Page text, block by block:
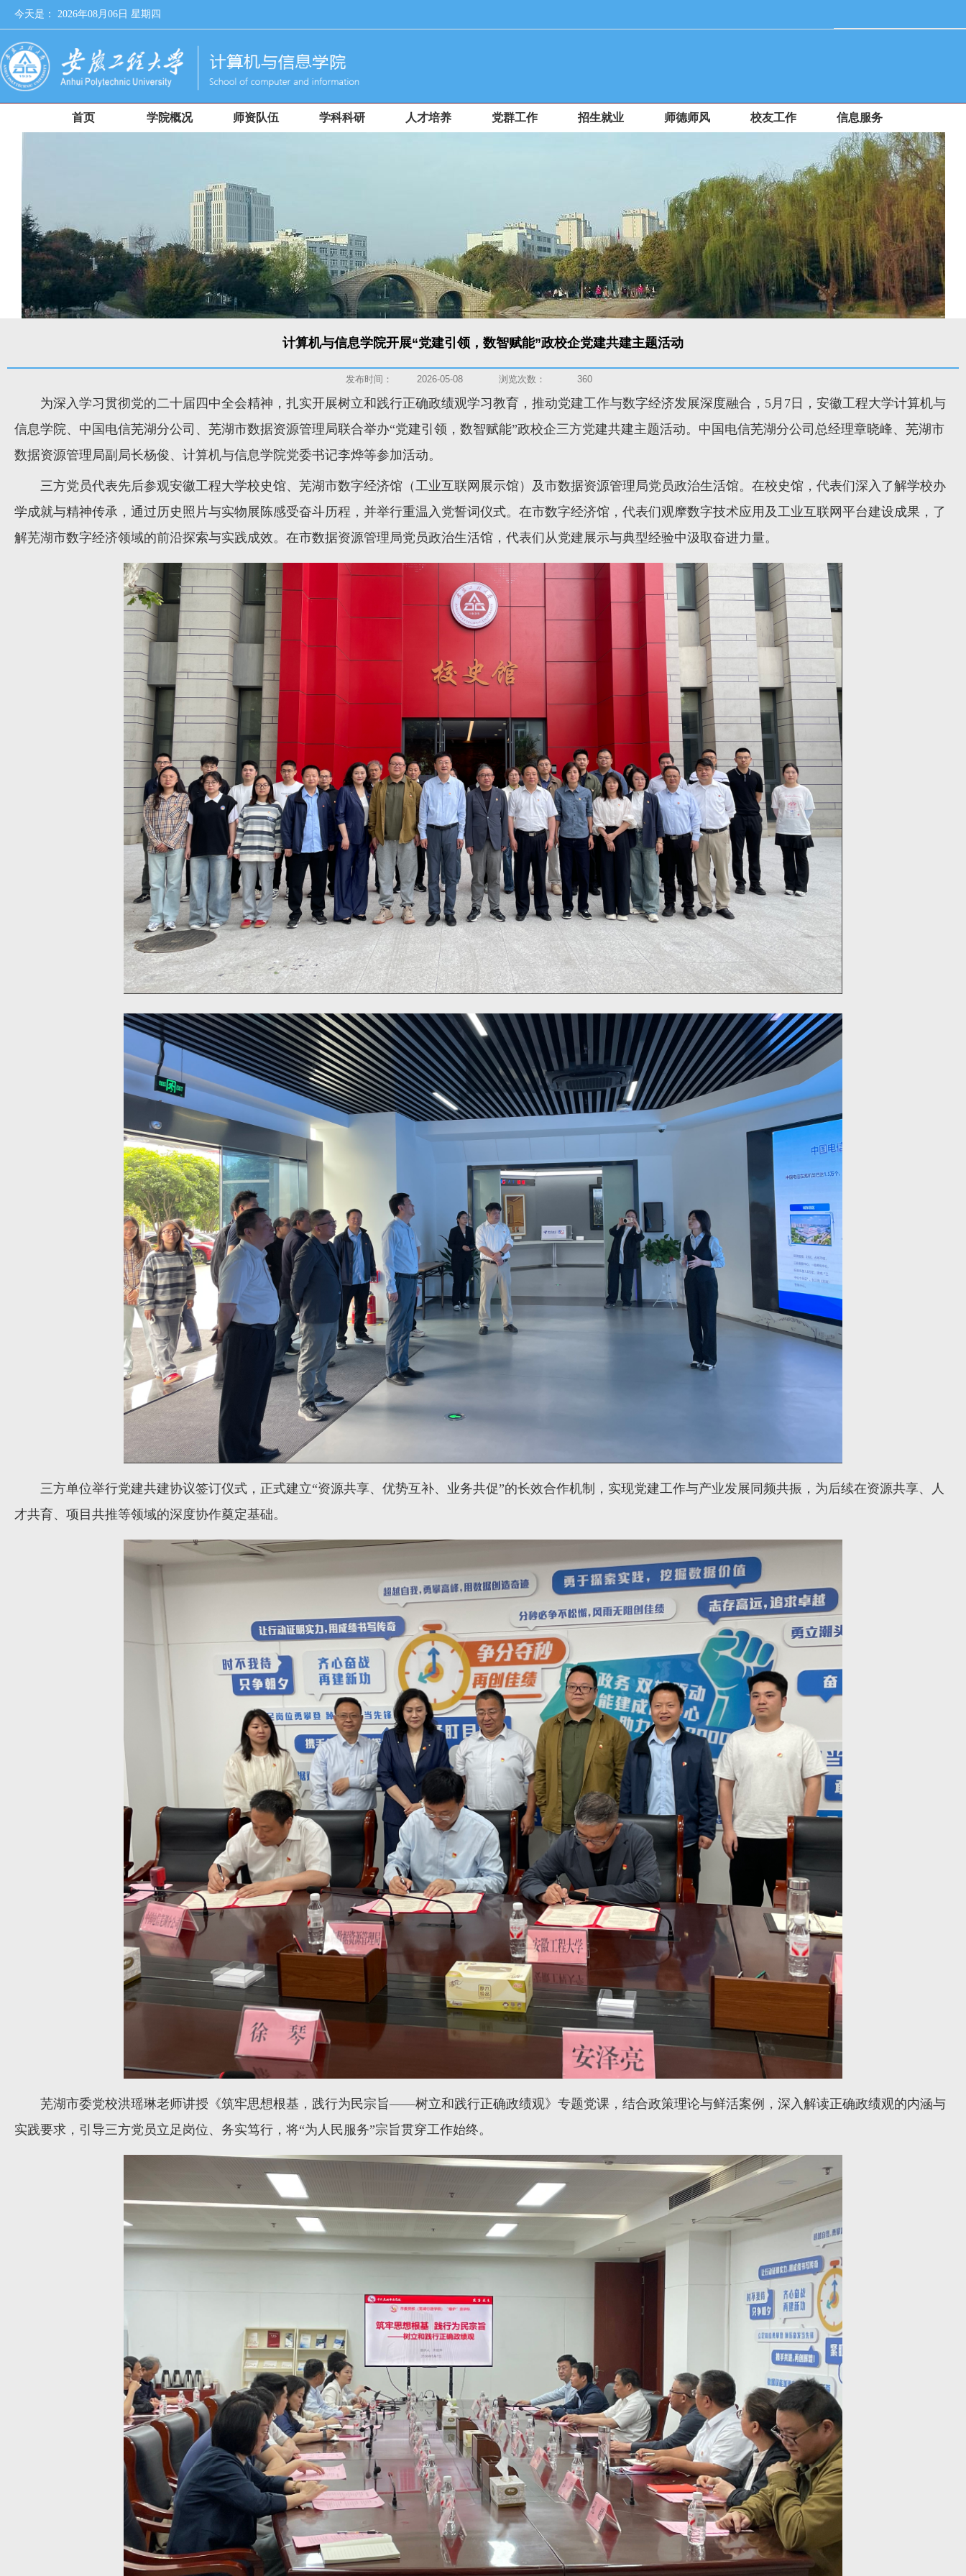
今天是： 2026年08月06日 星期四
首页 学院概况 师资队伍 学科科研 人才培养 党群工作 招生就业 师德师风 校友工作 信息服务
计算机与信息学院开展“党建引领，数智赋能”政校企党建共建主题活动
发布时间： 2026-05-08 浏览次数： 360
为深入学习贯彻党的二十届四中全会精神，扎实开展树立和践行正确政绩观学习教育，推动党建工作与数字经济发展深度融合，5月7日，安徽工程大学计算机与
信息学院、中国电信芜湖分公司、芜湖市数据资源管理局联合举办“党建引领，数智赋能”政校企三方党建共建主题活动。中国电信芜湖分公司总经理章晓峰、芜湖市
数据资源管理局副局长杨俊、计算机与信息学院党委书记李烨等参加活动。
三方党员代表先后参观安徽工程大学校史馆、芜湖市数字经济馆（工业互联网展示馆）及市数据资源管理局党员政治生活馆。在校史馆，代表们深入了解学校办
学成就与精神传承，通过历史照片与实物展陈感受奋斗历程，并举行重温入党誓词仪式。在市数字经济馆，代表们观摩数字技术应用及工业互联网平台建设成果，了
解芜湖市数字经济领域的前沿探索与实践成效。在市数据资源管理局党员政治生活馆，代表们从党建展示与典型经验中汲取奋进力量。
三方单位举行党建共建协议签订仪式，正式建立“资源共享、优势互补、业务共促”的长效合作机制，实现党建工作与产业发展同频共振，为后续在资源共享、人
才共育、项目共推等领域的深度协作奠定基础。
芜湖市委党校洪瑶琳老师讲授《筑牢思想根基，践行为民宗旨——树立和践行正确政绩观》专题党课，结合政策理论与鲜活案例，深入解读正确政绩观的内涵与
实践要求，引导三方党员立足岗位、务实笃行，将“为人民服务”宗旨贯穿工作始终。